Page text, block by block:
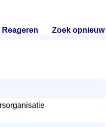
Reageren Zoek opnieuw.